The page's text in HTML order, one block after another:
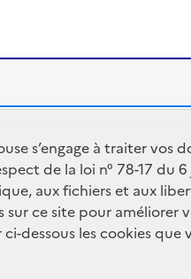
Académie de Toulouse
Ministère de
Ministère de
Portail Pédagogique
s’engage à traiter vos
de la loi n° 78-17 du
aux fichiers et aux
sur ce site pour améliorer
dessous les cookies